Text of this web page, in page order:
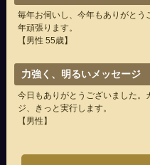
毎年お伺いし、今年もありがと
年頑張ります。
【男性 55歳】
力強く、明るいメッセージ
今日もありがとうございました。
ジ、きっと実行します。
【男性】